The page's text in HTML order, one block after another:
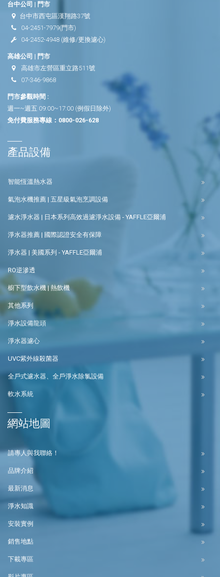
台中公司 | 門市
台中市西屯區漢翔路37號
04-2451-7979(門市)
04-2452-4948 (維修/更換濾心)
高雄公司 | 門市
高雄市左營區重立路511號
07-346-9868
門市參觀時間 :
週一~週五 09:00~17:00 (例假日除外)
免付費服務專線： 0800-026-628
產品設備
智能恆溫熱水器
氣泡水機推薦 | 五星級氣泡烹調設備
濾水淨水器 | 日本系列高效過濾淨水設備 - YAFFLE亞爾浦
淨水器推薦 | 國際認證安全有保障
淨水器 | 美國系列 - YAFFLE亞爾浦
RO逆滲透
櫥下型飲水機 | 熱飲機
其他系列
淨水設備龍頭
淨水器濾心
UVC紫外線殺菌器
全戶式濾水器、全戶淨水除氯設備
軟水系統
網站地圖
請專人與我聯絡！
品牌介紹
最新消息
淨水知識
安裝實例
銷售地點
下載專區